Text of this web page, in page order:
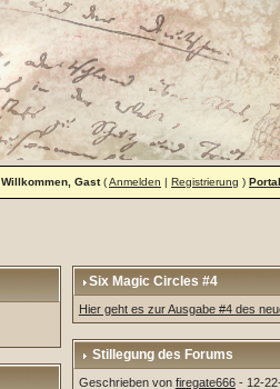
Willkommen, Gast(Anmelden | Registrierung ) Portal
Six Magic Circles #4
Hier geht es zur Ausgabe #4 des
Stillegung des Forums
Geschrieben von firegate666- 12-